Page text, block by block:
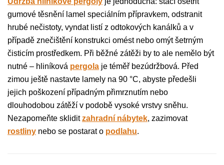
gumové těsnění lamel speciálním přípravkem, odstranit
hrubé nečistoty, vyndat listí z odtokových kanálků a v
případě znečištění konstrukci omést nebo omýt šetrným
čisticím prostředkem. Při běžné zátěži by to ale nemělo být
nutné – hliníková pergola je téměř bezúdržbová. Před
zimou ještě nastavte lamely na 90 °C, abyste předešli
jejich poškození případným přimrznutím nebo
dlouhodobou zátěží v podobě vysoké vrstvy sněhu.
Nezapomeňte skliditzahradní nábytek, zazimovat
rostliny nebo se postarat o podlahu.